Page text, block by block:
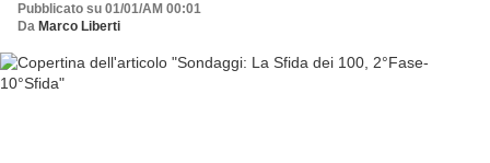
Pubblicato su 01/01/AM 00:01
Da Marco Liberti